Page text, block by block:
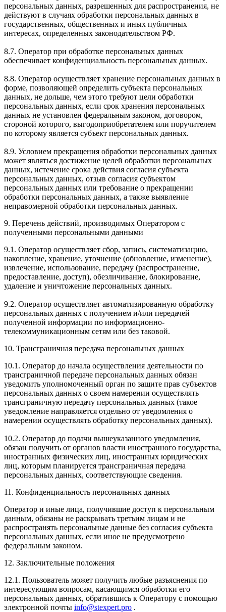
персональных данных, разрешенных для распространения, не
действуют в случаях обработки персональных данных в
государственных, общественных и иных публичных
интересах, определенных законодательством РФ.
8.7. Оператор при обработке персональных данных
обеспечивает конфиденциальность персональных данных.
8.8. Оператор осуществляет хранение персональных данных в
форме, позволяющей определить субъекта персональных
данных, не дольше, чем этого требуют цели обработки
персональных данных, если срок хранения персональных
данных не установлен федеральным законом, договором,
стороной которого, выгодоприобретателем или поручителем
по которому является субъект персональных данных.
8.9. Условием прекращения обработки персональных данных
может являться достижение целей обработки персональных
данных, истечение срока действия согласия субъекта
персональных данных, отзыв согласия субъектом
персональных данных или требование о прекращении
обработки персональных данных, а также выявление
неправомерной обработки персональных данных.
9. Перечень действий, производимых Оператором с
полученными персональными данными
9.1. Оператор осуществляет сбор, запись, систематизацию,
накопление, хранение, уточнение (обновление, изменение),
извлечение, использование, передачу (распространение,
предоставление, доступ), обезличивание, блокирование,
удаление и уничтожение персональных данных.
9.2. Оператор осуществляет автоматизированную обработку
персональных данных с получением и/или передачей
полученной информации по информационно-
телекоммуникационным сетям или без таковой.
10. Трансграничная передача персональных данных
10.1. Оператор до начала осуществления деятельности по
трансграничной передаче персональных данных обязан
уведомить уполномоченный орган по защите прав субъектов
персональных данных о своем намерении осуществлять
трансграничную передачу персональных данных (такое
уведомление направляется отдельно от уведомления о
намерении осуществлять обработку персональных данных).
10.2. Оператор до подачи вышеуказанного уведомления,
обязан получить от органов власти иностранного государства,
иностранных физических лиц, иностранных юридических
лиц, которым планируется трансграничная передача
персональных данных, соответствующие сведения.
11. Конфиденциальность персональных данных
Оператор и иные лица, получившие доступ к персональным
данным, обязаны не раскрывать третьим лицам и не
распространять персональные данные без согласия субъекта
персональных данных, если иное не предусмотрено
федеральным законом.
12. Заключительные положения
12.1. Пользователь может получить любые разъяснения по
интересующим вопросам, касающимся обработки его
персональных данных, обратившись к Оператору с помощью
электронной почты info@stexpert.pro .